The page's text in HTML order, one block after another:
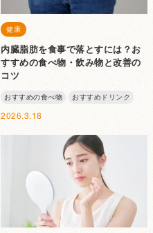
健康
内臓脂肪を食事で落とすには？お
すすめの食べ物・飲み物と改善の
コツ
おすすめの食べ物 おすすめドリンク
2026.3.18